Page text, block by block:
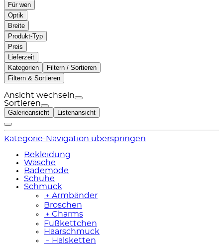
Für wen
Optik
Breite
Produkt-Typ
Preis
Lieferzeit
Kategorien
Filtern / Sortieren
Filtern & Sortieren
Ansicht wechseln
Sortieren
Galerieansicht Listenansicht
Kategorie-Navigation überspringen
Bekleidung
Wäsche
Bademode
Schuhe
Schmuck
﹢ Armbänder
Broschen
﹢ Charms
Fußkettchen
Haarschmuck
﹣ Halsketten